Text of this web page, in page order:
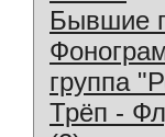
Бывшие
группа
Трёп -